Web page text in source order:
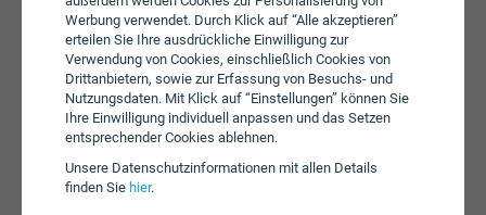
Werbung verwendet. Durch Klick auf “Alle akzeptieren”
erteilen Sie Ihre ausdrückliche Einwilligung zur
Verwendung von Cookies, einschließlich Cookies von
Drittanbietern, sowie zur Erfassung von Besuchs- und
Nutzungsdaten. Mit Klick auf “Einstellungen” können Sie
Ihre Einwilligung individuell anpassen und das Setzen
entsprechender Cookies ablehnen.
Unsere Daten­schutz­informationen mit allen Details
finden Sie hier.
Servicepauschale beträgt € 12.